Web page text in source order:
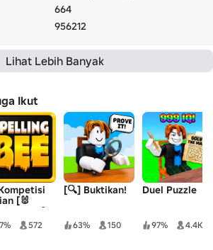
664
956212
Lihat Lebih Banyak
Ikut
[🐰
Semi]
572
[🔍] Buktikan!
63% 150
Duel Puzzle
97% 4.4K